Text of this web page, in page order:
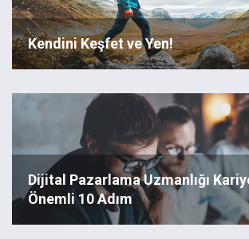
Kendini Keşfet ve Yen!
Dijital Pazarlama Uzmanlığı
Önemli 10 Adım